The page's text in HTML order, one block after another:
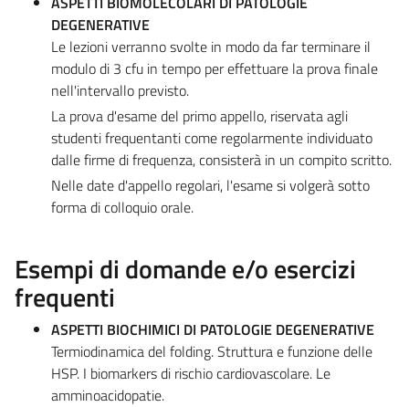
DEGENERATIVE
Le lezioni verranno svolte in modo da far terminare il
modulo di 3 cfu in tempo per effettuare la prova finale
nell'intervallo previsto.
La prova d'esame del primo appello, riservata agli
studenti frequentanti come regolarmente individuato
dalle firme di frequenza, consisterà in un compito scritto.
Nelle date d'appello regolari, l'esame si volgerà sotto
forma di colloquio orale.
Esempi di domande e/o esercizi
frequenti
ASPETTI BIOCHIMICI DI PATOLOGIE DEGENERATIVE
Termiodinamica del folding. Struttura e funzione delle
HSP. I biomarkers di rischio cardiovascolare. Le
amminoacidopatie.